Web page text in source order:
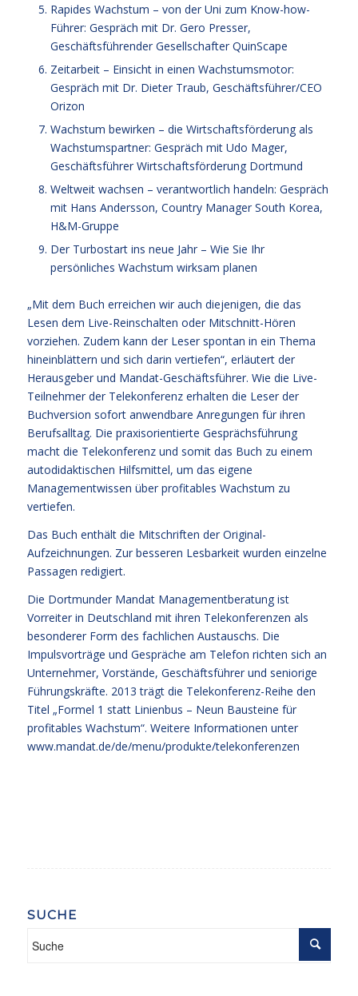
Rapides Wachstum – von der Uni zum Know-how-
Führer: Gespräch mit Dr. Gero Presser,
Geschäftsführender Gesellschafter QuinScape
Zeitarbeit – Einsicht in einen Wachstumsmotor:
Gespräch mit Dr. Dieter Traub, Geschäftsführer/CEO
Orizon
Wachstum bewirken – die Wirtschaftsförderung als
Wachstumspartner: Gespräch mit Udo Mager,
Geschäftsführer Wirtschaftsförderung Dortmund
Weltweit wachsen – verantwortlich handeln: Gespräch
mit Hans Andersson, Country Manager South Korea,
H&M-Gruppe
Der Turbostart ins neue Jahr – Wie Sie Ihr
persönliches Wachstum wirksam planen
„Mit dem Buch erreichen wir auch diejenigen, die das
Lesen dem Live-Reinschalten oder Mitschnitt-Hören
vorziehen. Zudem kann der Leser spontan in ein Thema
hineinblättern und sich darin vertiefen“, erläutert der
Herausgeber und Mandat-Geschäftsführer. Wie die Live-
Teilnehmer der Telekonferenz erhalten die Leser der
Buchversion sofort anwendbare Anregungen für ihren
Berufsalltag. Die praxisorientierte Gesprächsführung
macht die Telekonferenz und somit das Buch zu einem
autodidaktischen Hilfsmittel, um das eigene
Managementwissen über profitables Wachstum zu
vertiefen.
Das Buch enthält die Mitschriften der Original-
Aufzeichnungen. Zur besseren Lesbarkeit wurden einzelne
Passagen redigiert.
Die Dortmunder Mandat Managementberatung ist
Vorreiter in Deutschland mit ihren Telekonferenzen als
besonderer Form des fachlichen Austauschs. Die
Impulsvorträge und Gespräche am Telefon richten sich an
Unternehmer, Vorstände, Geschäftsführer und seniorige
Führungskräfte. 2013 trägt die Telekonferenz-Reihe den
Titel „Formel 1 statt Linienbus – Neun Bausteine für
profitables Wachstum“. Weitere Informationen unter
www.mandat.de/de/menu/produkte/telekonferenzen
SUCHE